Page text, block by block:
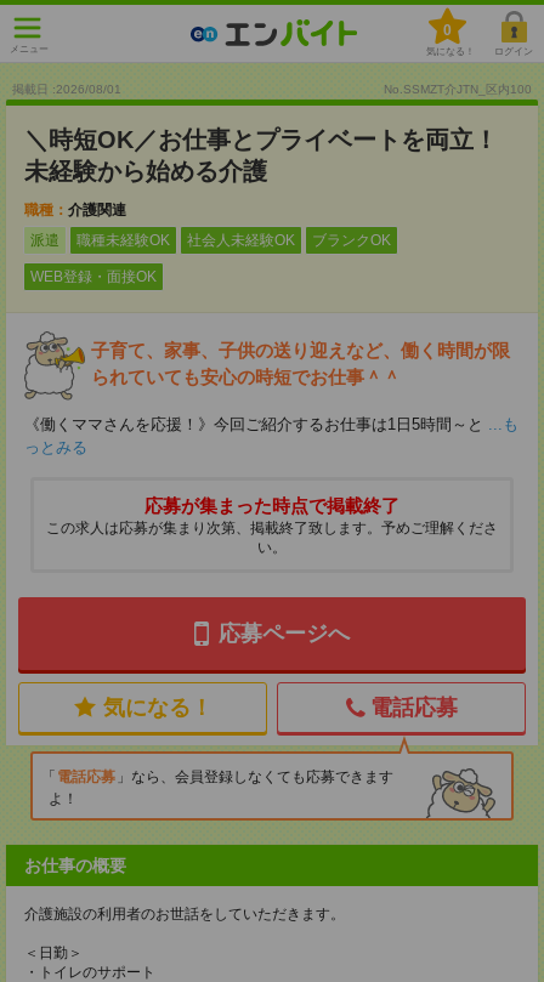
メニュー
0
気になる！ ログイン
掲載日 :2026/08/01 No.SSMZT介JTN_区内100
＼時短OK／お仕事とプライベートを両立！
未経験から始める介護
職種： 介護関連
派遣
職種未経験OK 社会人未経験OK ブランクOK
WEB登録・面接OK
子育て、家事、子供の送り迎えなど、働く時間が限
られていても安心の時短でお仕事＾＾
《働くママさんを応援！》今回ご紹介するお仕事は1日5時間～と ...も
っとみる
応募が集まった時点で掲載終了
この求人は応募が集まり次第、掲載終了致します。予めご理解くださ
い。
応募ページへ
気になる！ 電話応募
電話応募
なら、会員登録しなくても応募できます
よ！
お仕事の概要
介護施設の利用者のお世話をしていただきます。
＜日勤＞
・トイレのサポート